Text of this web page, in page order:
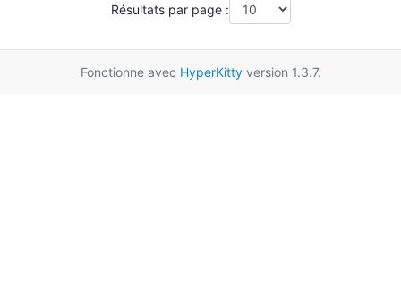
Résultats par page :
Fonctionne avec HyperKittyversion 1.3.7.